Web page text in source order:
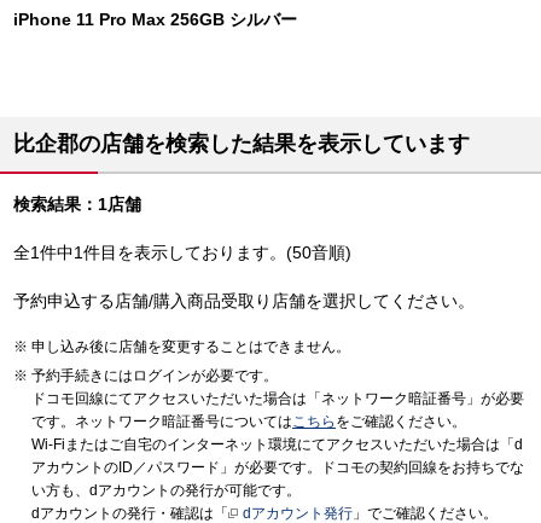
iPhone 11 Pro Max 256GB シルバー
比企郡の店舗を検索した結果を表示しています
検索結果：1店舗
全1件中1件目を表示しております。(50音順)
予約申込する店舗/購入商品受取り店舗を選択してください。
申し込み後に店舗を変更することはできません。
予約手続きにはログインが必要です。
ドコモ回線にてアクセスいただいた場合は「ネットワーク暗証番号」が必要
です。ネットワーク暗証番号についてはこちら をご確認ください。
Wi-Fiまたはご自宅のインターネット環境にてアクセスいただいた場合は「d
アカウントのID／パスワード」が必要です。ドコモの契約回線をお持ちでな
い方も、dアカウントの発行が可能です。
dアカウントの発行・確認は「
dアカウント発行 」でご確認ください。